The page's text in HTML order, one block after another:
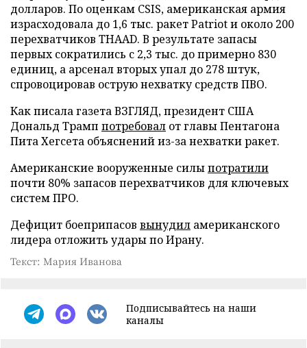
долларов. По оценкам CSIS, американская армия
израсходовала до 1,6 тыс. ракет Patriot и около 200
перехватчиков THAAD. В результате запасы
первых сократились с 2,3 тыс. до примерно 830
единиц, а арсенал вторых упал до 278 штук,
спровоцировав острую нехватку средств ПВО.
Как писала газета ВЗГЛЯД, президент США
Дональд Трамп потребовал от главы Пентагона
Пита Хегсета объяснений из-за нехватки ракет.
Американские вооруженные силыпотратили
почти 80% запасов перехватчиков для ключевых
систем ПРО.
Дефицит боеприпасов вынудил американского
лидера отложить удары по Ирану.
Текст: Мария Иванова
Подписывайтесь на наши
каналы